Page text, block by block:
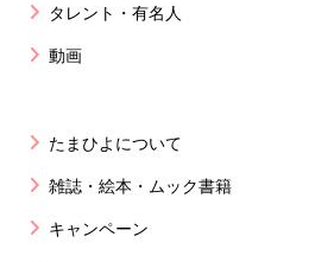
タレント・有名人
動画
たまひよについて
雑誌・絵本・ムック書籍
キャンペーン